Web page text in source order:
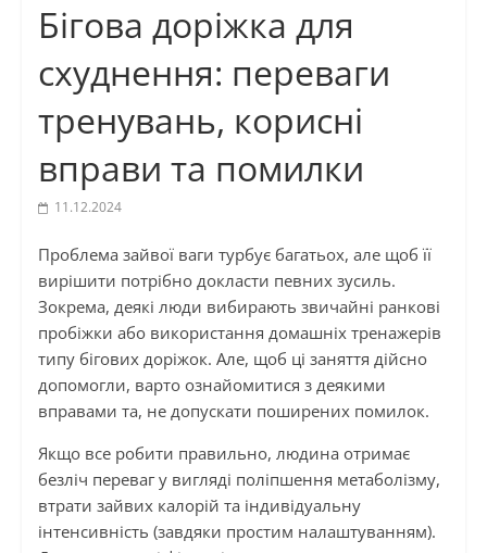
Бігова доріжка для
схуднення: переваги
тренувань, корисні
вправи та помилки
11.12.2024
Проблема зайвої ваги турбує багатьох, але щоб її
вирішити потрібно докласти певних зусиль.
Зокрема, деякі люди вибирають звичайні ранкові
пробіжки або використання домашніх тренажерів
типу бігових доріжок. Але, щоб ці заняття дійсно
допомогли, варто ознайомитися з деякими
вправами та, не допускати поширених помилок.
Якщо все робити правильно, людина отримає
безліч переваг у вигляді поліпшення метаболізму,
втрати зайвих калорій та індивідуальну
інтенсивність (завдяки простим налаштуванням).